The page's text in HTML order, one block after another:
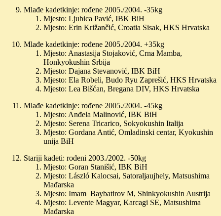
Mlađe kadetkinje: rođene 2005./2004. -35kg
Mjesto: Ljubica Pavić, IBK BiH
Mjesto: Erin Križančić, Croatia Sisak, HKS Hrvatska
Mlađe kadetkinje: rođene 2005./2004. +35kg
Mjesto: Anastasija Stojaković, Crna Mamba,
Honkyokushin Srbija
Mjesto: Dajana Stevanović, IBK BiH
Mjesto: Ela Robeli, Budo Ryu Zaprešić, HKS Hrvatska
Mjesto: Lea Bišćan, Bregana DIV, HKS Hrvatska
Mlađe kadetkinje: rođene 2005./2004. -45kg
Mjesto: Anđela Malinović, IBK BiH
Mjesto: Serena Tricarico, Sokyokushin Italija
Mjesto: Gordana Antić, Omladinski centar, Kyokushin
unija BiH
Stariji kadeti: rođeni 2003./2002. -50kg
Mjesto: Goran Stanišić, IBK BiH
Mjesto: László Kalocsai, Satoraljaujhely, Matsushima
Mađarska
Mjesto: Imam Baybatirov M, Shinkyokushin Austrija
Mjesto: Levente Magyar, Karcagi SE, Matsushima
Mađarska